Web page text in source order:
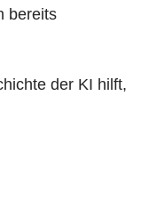
bereits
der KI hilft,